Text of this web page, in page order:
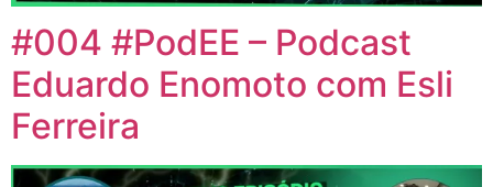
#004 #PodEE – Podcast
Eduardo Enomoto com Esli
Ferreira